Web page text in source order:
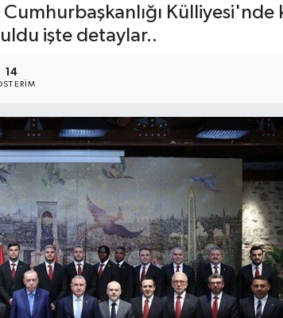
Cumhurbaşkanlığı
işte detaylar..
14